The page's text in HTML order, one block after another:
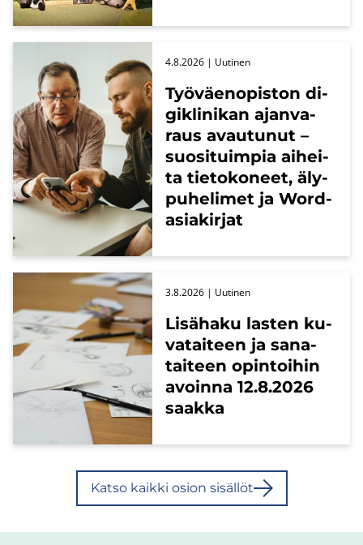
Työ­väen­opis­ton di­
gikli­ni­kan ajan­va­
raus avau­tu­nut –
suo­si­tuim­pia ai­hei­
ta tie­to­ko­neet, äly­
pu­he­li­met ja Word-​
asiakirjat
4.8.2026 | Uu­ti­nen
Li­sä­ha­ku las­ten ku­
va­tai­teen ja sa­na­
tai­teen opin­toi­hin
avoin­na 12.8.2026
saak­ka
3.8.2026 | Uu­ti­nen
Katso kaik­ki osion si­säl­löt